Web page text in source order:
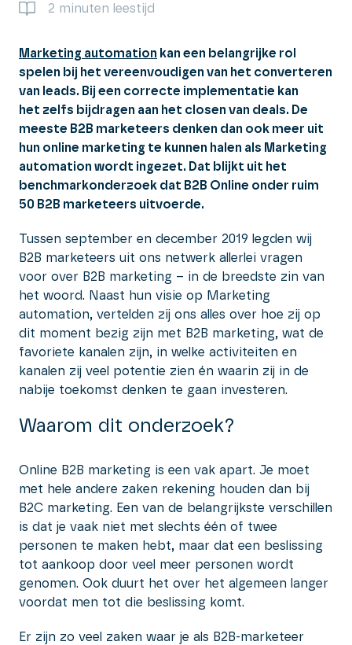
2 minuten leestijd
Marketing automation kan een belangrijke rol
spelen bij het vereenvoudigen van het converteren
van leads. Bij een correcte implementatie kan
het zelfs bijdragen aan het closen van deals. De
meeste B2B marketeers denken dan ook meer uit
hun online marketing te kunnen halen als Marketing
automation wordt ingezet. Dat blijkt uit het
benchmarkonderzoek dat B2B Online onder ruim
50 B2B marketeers uitvoerde.
Tussen september en december 2019 legden wij
B2B marketeers uit ons netwerk allerlei vragen
voor over B2B marketing – in de breedste zin van
het woord. Naast hun visie op Marketing
automation, vertelden zij ons alles over hoe zij op
dit moment bezig zijn met B2B marketing, wat de
favoriete kanalen zijn, in welke activiteiten en
kanalen zij veel potentie zien én waarin zij in de
nabije toekomst denken te gaan investeren.
Waarom dit onderzoek?
Online B2B marketing is een vak apart. Je moet
met hele andere zaken rekening houden dan bij
B2C marketing. Een van de belangrijkste verschillen
is dat je vaak niet met slechts één of twee
personen te maken hebt, maar dat een beslissing
tot aankoop door veel meer personen wordt
genomen. Ook duurt het over het algemeen langer
voordat men tot die beslissing komt.
Er zijn zo veel zaken waar je als B2B-marketeer